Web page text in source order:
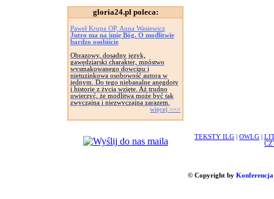
gloria24.pl poleca:
Paweł Krupa OP, Anna Wasiewicz
Jutro ma na imię Bóg. O modlitwie
bardzo osobiście
Obrazowy, dosadny język,
gawędziarski charakter, mnóstwo
wysmakowanego dowcipu i
nietuzinkowa osobowość autora w
jednym. Do tego niebanalne anegdoty
i historie z życia wzięte. Aż trudno
uwierzyć, że modlitwa może być tak
zwyczajna i niezwyczajna zarazem.
więcej >>>
TEKSTY ILG OWLG
© Copyright by Konferencja